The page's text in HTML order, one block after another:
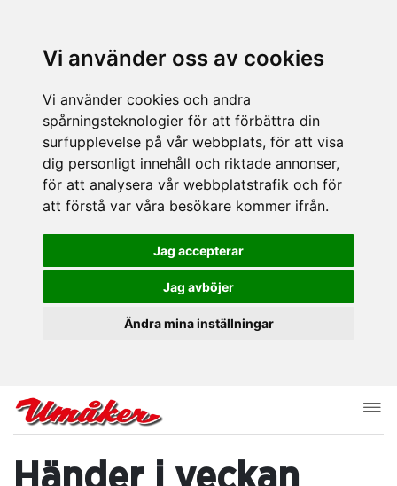
Vi använder oss av cookies
Vi använder cookies och andra
spårningsteknologier för att förbättra din
surfupplevelse på vår webbplats, för att visa
dig personligt innehåll och riktade annonser,
för att analysera vår webbplatstrafik och för
att förstå var våra besökare kommer ifrån.
Jag accepterar
Jag avböjer
Ändra mina inställningar